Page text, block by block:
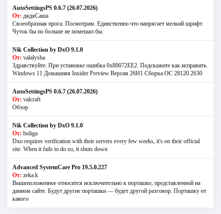
AutoSettingsPS 0.6.7 (26.07.2026)
От: дядяСаша
Своеобразная прога. Посмотрим. Единственно что напрягает мелкий шрифт.
Чуток бы по больше не помешал бы.
Nik Collection by DxO 9.1.0
От: valalysha
Здравствуйте. При установке ошибка 0х80072EE2. Подскажите как исправить.
Windows 11 Домашняя Insider Preview Версия 26H1 Сборка ОС 28120.2630
AutoSettingsPS 0.6.7 (26.07.2026)
От: valcraft
Обзор
Nik Collection by DxO 9.1.0
От: boliga
Dxo requires verification with their servers every few weeks, it's on their official
site. When it fails to do so, it shuts down
Advanced SystemCare Pro 19.5.0.227
От: zeka.k
Вышеизложенное относится исключительно к порташке, представленной на
данном сайте. Будут другие порташки — будет другой разговор. Порташку от
какого